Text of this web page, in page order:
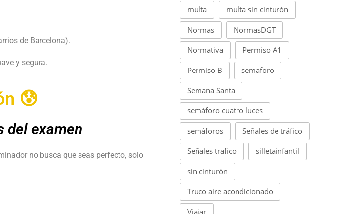
de Barcelona).
y segura.
😰
del examen
no busca que seas perfecto, solo
multa multa sin cinturón
Normas NormasDGT
Normativa Permiso A1
Permiso B semaforo
Semana Santa
semáforo cuatro luces
semáforos Señales de tráfico
Señales trafico silletainfantil
sin cinturón
Truco aire acondicionado
Viajar